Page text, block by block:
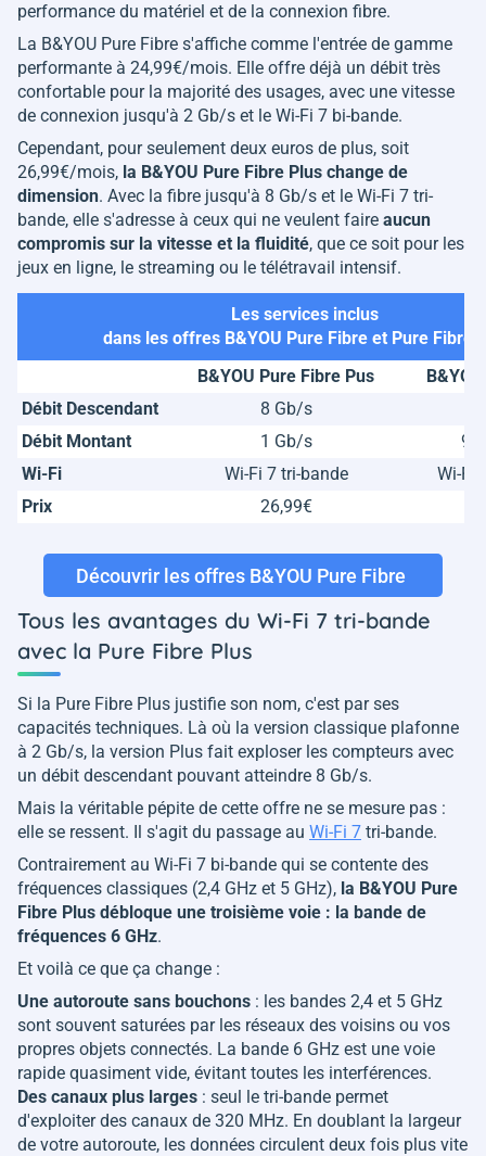
performance du matériel et de la connexion fibre.
La B&YOU Pure Fibre s'affiche comme l'entrée de gamme
performante à 24,99€/mois. Elle offre déjà un débit très
confortable pour la majorité des usages, avec une vitesse
de connexion jusqu'à 2 Gb/s et le Wi-Fi 7 bi-bande.
Cependant, pour seulement deux euros de plus, soit
26,99€/mois, la B&YOU Pure Fibre Plus change de
dimension. Avec la fibre jusqu'à 8 Gb/s et le Wi-Fi 7 tri-
bande, elle s'adresse à ceux qui ne veulent faire aucun
compromis sur la vitesse et la fluidité, que ce soit pour les
jeux en ligne, le streaming ou le télétravail intensif.
Les services inclus
dans les offres B&YOU Pure Fibre et Pure Fibre
B&YOU Pure Fibre Pus
Débit Descendant
8 Gb/s
Débit Montant
1 Gb/s
Wi-Fi
Wi-Fi 7 tri-bande
Wi-Fi
Prix
26,99€
Découvrir les offres B&YOU Pure Fibre
Tous les avantages du Wi-Fi 7 tri-bande
avec la Pure Fibre Plus
Si la Pure Fibre Plus justifie son nom, c'est par ses
capacités techniques. Là où la version classique plafonne
à 2 Gb/s, la version Plus fait exploser les compteurs avec
un débit descendant pouvant atteindre 8 Gb/s.
Mais la véritable pépite de cette offre ne se mesure pas :
elle se ressent. Il s'agit du passage au Wi-Fi 7 tri-bande.
Contrairement au Wi-Fi 7 bi-bande qui se contente des
fréquences classiques (2,4 GHz et 5 GHz), la B&YOU Pure
Fibre Plus débloque une troisième voie : la bande de
fréquences 6 GHz.
Et voilà ce que ça change :
Une autoroute sans bouchons : les bandes 2,4 et 5 GHz
sont souvent saturées par les réseaux des voisins ou vos
propres objets connectés. La bande 6 GHz est une voie
rapide quasiment vide, évitant toutes les interférences.
Des canaux plus larges : seul le tri-bande permet
d'exploiter des canaux de 320 MHz. En doublant la largeur
de votre autoroute, les données circulent deux fois plus vite